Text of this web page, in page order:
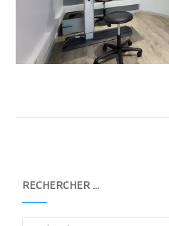
RECHERCHER …